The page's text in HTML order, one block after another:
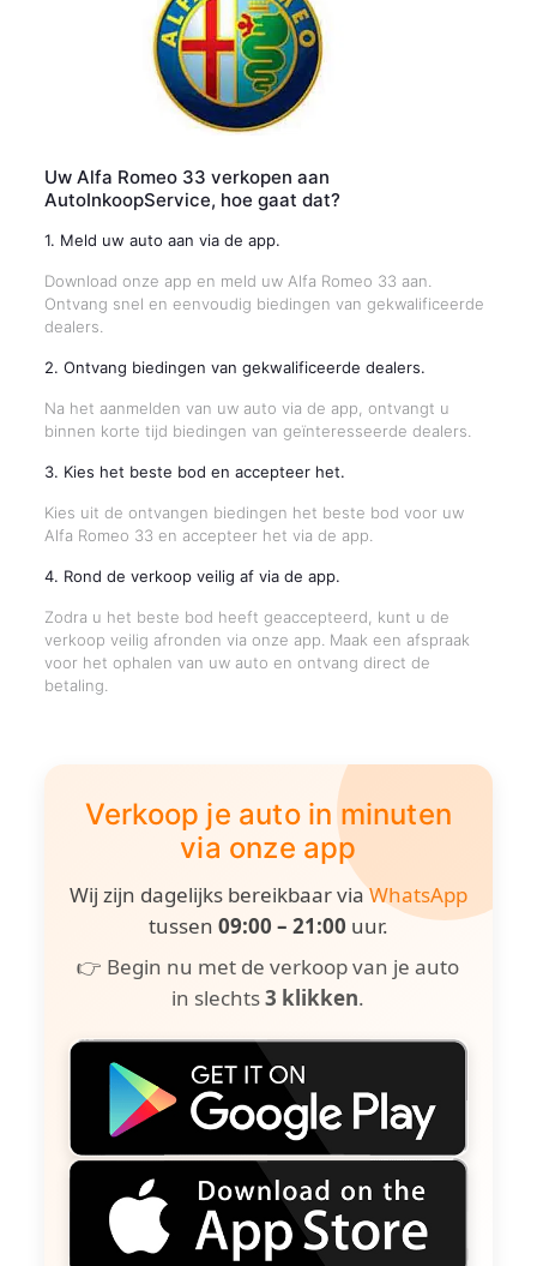
Uw Alfa Romeo 33 verkopen aan
AutoInkoopService, hoe gaat dat?
1. Meld uw auto aan via de app.
Download onze app en meld uw Alfa Romeo 33 aan.
Ontvang snel en eenvoudig biedingen van gekwalificeerde
dealers.
2. Ontvang biedingen van gekwalificeerde dealers.
Na het aanmelden van uw auto via de app, ontvangt u
binnen korte tijd biedingen van geïnteresseerde dealers.
3. Kies het beste bod en accepteer het.
Kies uit de ontvangen biedingen het beste bod voor uw
Alfa Romeo 33 en accepteer het via de app.
4. Rond de verkoop veilig af via de app.
Zodra u het beste bod heeft geaccepteerd, kunt u de
verkoop veilig afronden via onze app. Maak een afspraak
voor het ophalen van uw auto en ontvang direct de
betaling.
Verkoop je auto in minuten
via onze app
Wij zijn dagelijks bereikbaar viaWhatsApp
tussen 09:00 – 21:00 uur.
👉 Begin nu met de verkoop van je auto
in slechts3 klikken.